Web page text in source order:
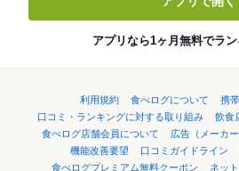
アプリなら1ヶ月無料でラン
利用規約 食べログについて
携
口コミ・ランキングに対する取り組み
飲食
食べログ店舗会員について
広告（メーカ
機能改善要望
口コミガイドライン
食べログプレミアム無料クーポン
ネッ